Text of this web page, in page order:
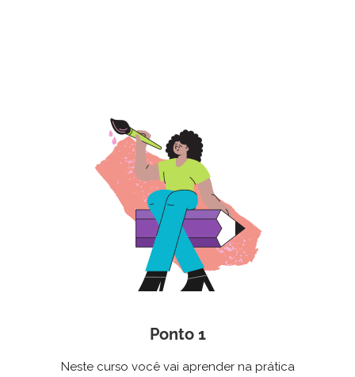
Ponto 1
Neste curso você vai aprender na prática